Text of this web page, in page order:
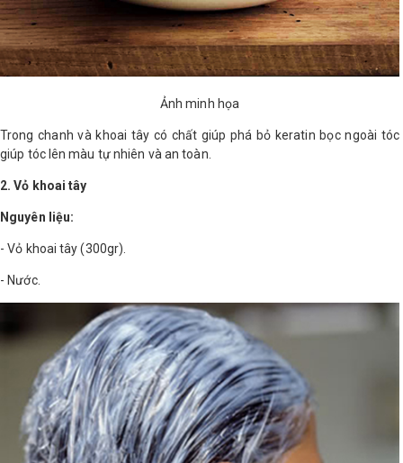
Ảnh minh họa
Trong chanh và khoai tây có chất giúp phá bỏ keratin bọc ngoài tóc
giúp tóc lên màu tự nhiên và an toàn.
2. Vỏ khoai tây
Nguyên liệu:
- Vỏ khoai tây (300gr).
- Nước.